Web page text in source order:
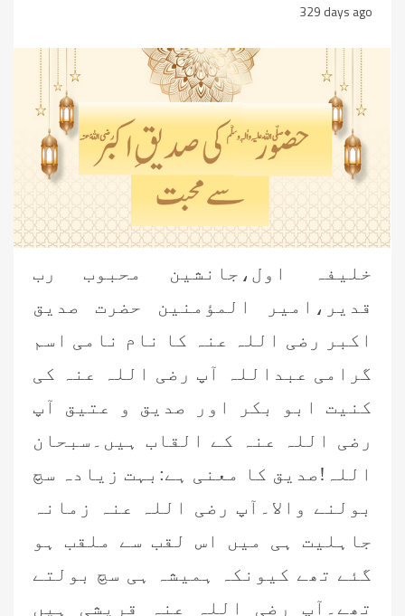
329 days ago
خلیفہ اول،جانشین محبوب رب
قدير،امير المؤمنين حضرت صدیق
اکبر رضی اللہ عنہ کا نام نامی اسم
گرامی عبداللہ آپ رضی اللہ عنہ کی
کنیت ابو بکر اور صدیق و عتیق آپ
رضی اللہ عنہ کے القاب ہیں۔سبحان
اللہ!صدیق کا معنی ہے:بہت زیادہ سچ
بولنے والا۔آپ رضی اللہ عنہ زمانہ
جاہلیت ہی میں اس لقب سے ملقب ہو
گئے تھے کیونکہ ہمیشہ ہی سچ بولتے
تھے۔آپ رضی اللہ عنہ قریشی ہیں